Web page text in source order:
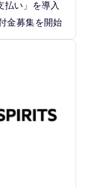
払い」を導入
金募集を開始